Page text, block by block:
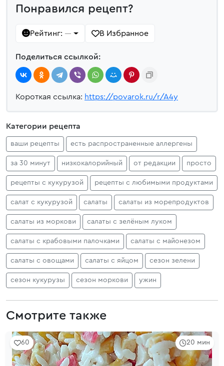
Понравился рецепт?
Рейтинг: — В Избранное
Поделиться ссылкой:
Короткая ссылка: https://povarok.ru/r/A4y
Категории рецепта
ваши рецепты есть распространенные аллергены
за 30 минут низкокалорийный от редакции просто
рецепты с кукурузой рецепты с любимыми продуктами
салат с кукурузой салаты салаты из морепродуктов
салаты из моркови салаты с зелёным луком
салаты с крабовыми палочками салаты с майонезом
салаты с овощами салаты с яйцом сезон зелени
сезон кукурузы сезон моркови ужин
Смотрите также
20 мин
60